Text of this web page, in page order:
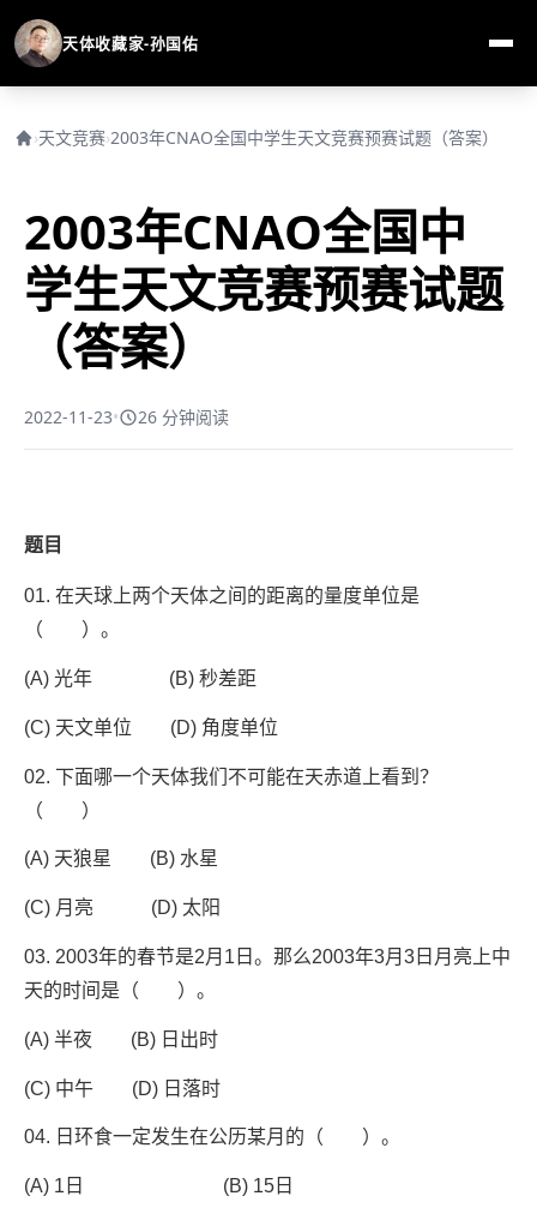
天体收藏家-孙国佑
›天文竞赛›2003年CNAO全国中学生天文竞赛预赛试题（答案）
2003年CNAO全国中
学生天文竞赛预赛试题
（答案）
2022-11-23• 26 分钟阅读
题目
01. 在天球上两个天体之间的距离的量度单位是
（ ）。
(A) 光年 (B) 秒差距
(C) 天文单位 (D) 角度单位
02. 下面哪一个天体我们不可能在天赤道上看到？
（ ）
(A) 天狼星 (B) 水星
(C) 月亮 (D) 太阳
03. 2003年的春节是2月1日。那么2003年3月3日月亮上中
天的时间是（ ）。
(A) 半夜 (B) 日出时
(C) 中午 (D) 日落时
04. 日环食一定发生在公历某月的（ ）。
(A) 1日 (B) 15日